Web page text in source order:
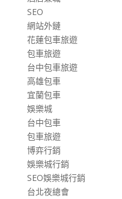
SEO
網站外鏈
花蓮包車旅遊
包車旅遊
台中包車旅遊
高雄包車
宜蘭包車
娛樂城
台中包車
包車旅遊
博弈行銷
娛樂城行銷
SEO娛樂城行銷
台北夜總會